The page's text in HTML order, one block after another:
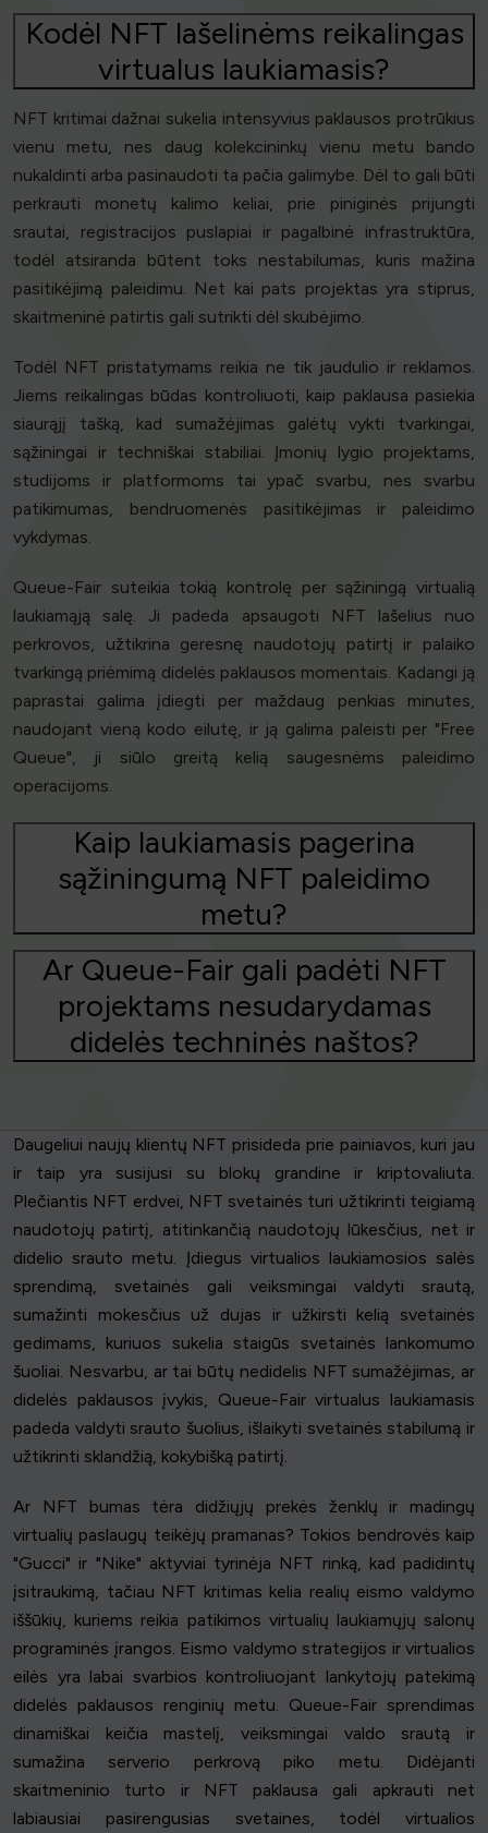
Kodėl NFT lašelinėms reikalingas
virtualus laukiamasis?
NFT kritimai dažnai sukelia intensyvius paklausos protrūkius
vienu metu, nes daug kolekcininkų vienu metu bando
nukaldinti arba pasinaudoti ta pačia galimybe. Dėl to gali būti
perkrauti monetų kalimo keliai, prie piniginės prijungti
srautai, registracijos puslapiai ir pagalbinė infrastruktūra,
todėl atsiranda būtent toks nestabilumas, kuris mažina
pasitikėjimą paleidimu. Net kai pats projektas yra stiprus,
skaitmeninė patirtis gali sutrikti dėl skubėjimo.
Todėl NFT pristatymams reikia ne tik jaudulio ir reklamos.
Jiems reikalingas būdas kontroliuoti, kaip paklausa pasiekia
siaurąjį tašką, kad sumažėjimas galėtų vykti tvarkingai,
sąžiningai ir techniškai stabiliai. Įmonių lygio projektams,
studijoms ir platformoms tai ypač svarbu, nes svarbu
patikimumas, bendruomenės pasitikėjimas ir paleidimo
vykdymas.
Queue-Fair suteikia tokią kontrolę per sąžiningą virtualią
laukiamąją salę. Ji padeda apsaugoti NFT lašelius nuo
perkrovos, užtikrina geresnę naudotojų patirtį ir palaiko
tvarkingą priėmimą didelės paklausos momentais. Kadangi ją
paprastai galima įdiegti per maždaug penkias minutes,
naudojant vieną kodo eilutę, ir ją galima paleisti per "Free
Queue", ji siūlo greitą kelią saugesnėms paleidimo
operacijoms.
Kaip laukiamasis pagerina
sąžiningumą NFT paleidimo
metu?
Ar Queue-Fair gali padėti NFT
projektams nesudarydamas
didelės techninės naštos?
Daugeliui naujų klientų NFT prisideda prie painiavos, kuri jau
ir taip yra susijusi su blokų grandine ir kriptovaliuta.
Plečiantis NFT erdvei, NFT svetainės turi užtikrinti teigiamą
naudotojų patirtį, atitinkančią naudotojų lūkesčius, net ir
didelio srauto metu. Įdiegus virtualios laukiamosios salės
sprendimą, svetainės gali veiksmingai valdyti srautą,
sumažinti mokesčius už dujas ir užkirsti kelią svetainės
gedimams, kuriuos sukelia staigūs svetainės lankomumo
šuoliai. Nesvarbu, ar tai būtų nedidelis NFT sumažėjimas, ar
didelės paklausos įvykis, Queue-Fair virtualus laukiamasis
padeda valdyti srauto šuolius, išlaikyti svetainės stabilumą ir
užtikrinti sklandžią, kokybišką patirtį.
Ar NFT bumas tėra didžiųjų prekės ženklų ir madingų
virtualių paslaugų teikėjų pramanas? Tokios bendrovės kaip
"Gucci" ir "Nike" aktyviai tyrinėja NFT rinką, kad padidintų
įsitraukimą, tačiau NFT kritimas kelia realių eismo valdymo
iššūkių, kuriems reikia patikimos virtualių laukiamųjų salonų
programinės įrangos. Eismo valdymo strategijos ir virtualios
eilės yra labai svarbios kontroliuojant lankytojų patekimą
didelės paklausos renginių metu. Queue-Fair sprendimas
dinamiškai keičia mastelį, veiksmingai valdo srautą ir
sumažina serverio perkrovą piko metu. Didėjanti
skaitmeninio turto ir NFT paklausa gali apkrauti net
labiausiai pasirengusias svetaines, todėl virtualios